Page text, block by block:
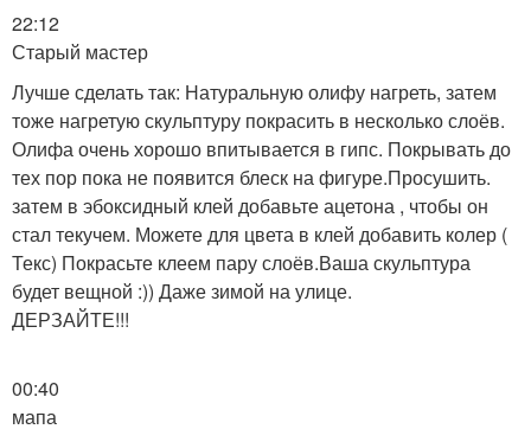
22:12
Старый мастер
Лучше сделать так: Натуральную олифу нагреть, затем
тоже нагретую скульптуру покрасить в несколько слоёв.
Олифа очень хорошо впитывается в гипс. Покрывать до
тех пор пока не появится блеск на фигуре.Просушить.
затем в эбоксидный клей добавьте ацетона , чтобы он
стал текучем. Можете для цвета в клей добавить колер (
Текс) Покрасьте клеем пару слоёв.Ваша скульптура
будет вещной :)) Даже зимой на улице.
ДЕРЗАЙТЕ!!!
00:40
мапа